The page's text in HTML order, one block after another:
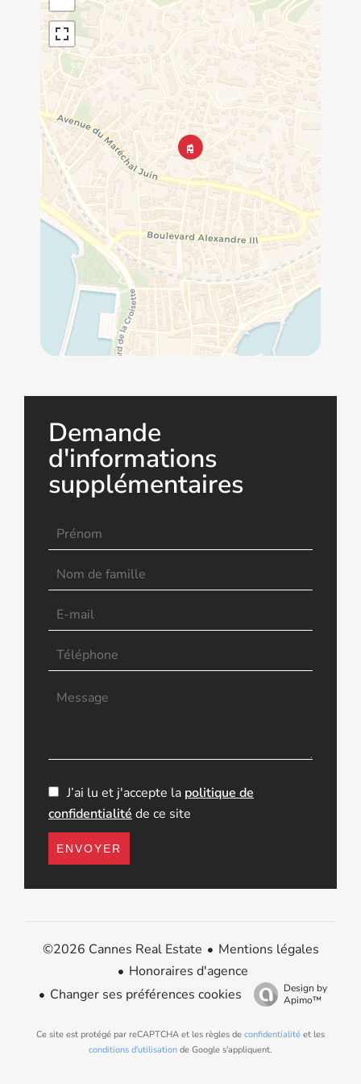
Demande
d'informations
supplémentaires
J’ai lu et j'accepte la politique de
confidentialité de ce site
ENVOYER
©2026 Cannes Real Estate
Mentions légales
Honoraires d'agence
Changer ses préférences cookies
Design by
Apimo™
Ce site est protégé par reCAPTCHA et les règles de confidentialité et les
conditions d'utilisation de Google s'appliquent.